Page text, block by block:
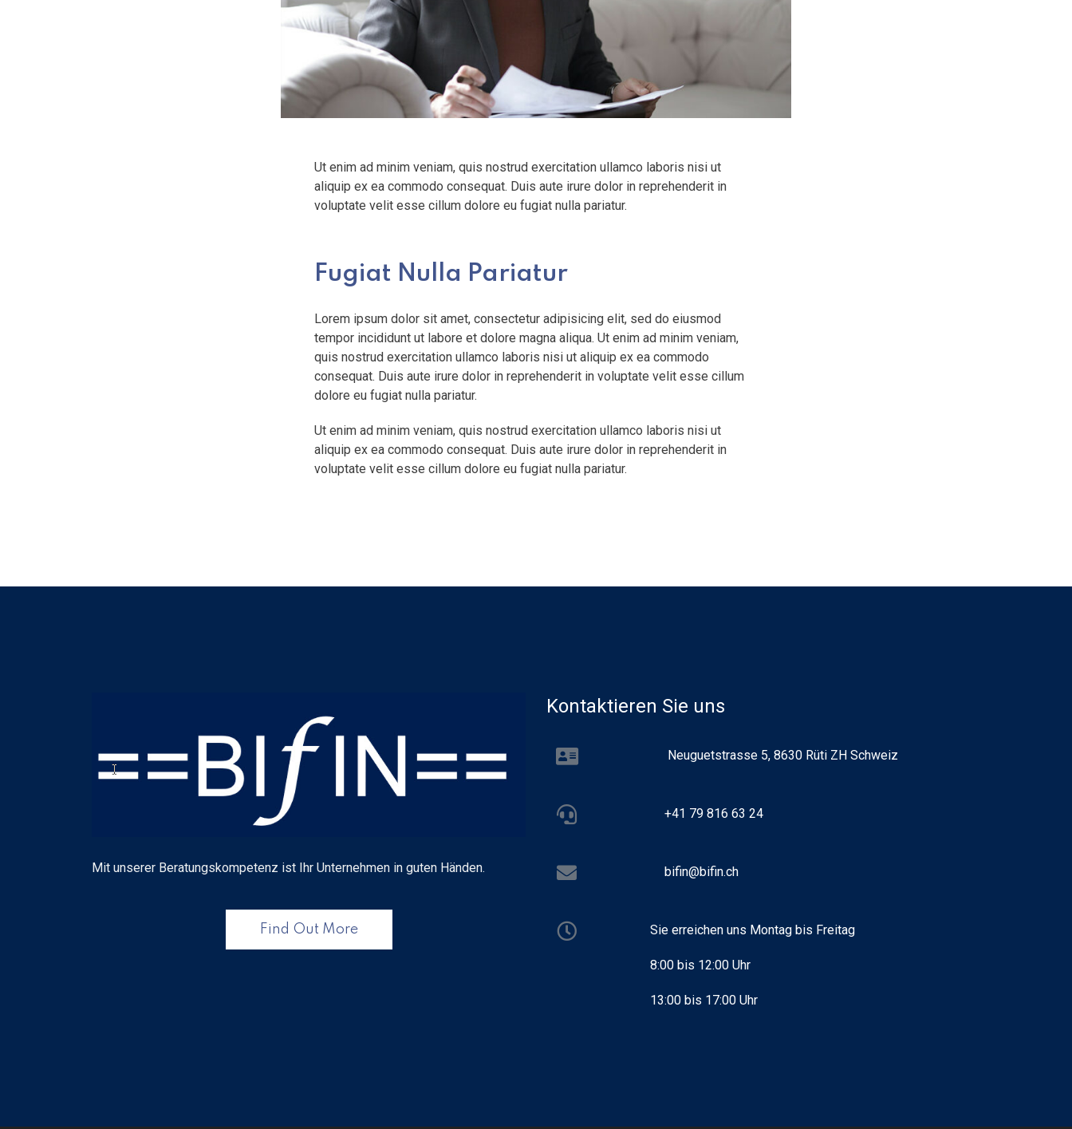
Ut enim ad minim veniam, quis nostrud exercitation ullamco laboris nisi ut
aliquip ex ea commodo consequat. Duis aute irure dolor in reprehenderit in
voluptate velit esse cillum dolore eu fugiat nulla pariatur.
Fugiat Nulla Pariatur
Lorem ipsum dolor sit amet, consectetur adipisicing elit, sed do eiusmod
tempor incididunt ut labore et dolore magna aliqua. Ut enim ad minim veniam,
quis nostrud exercitation ullamco laboris nisi ut aliquip ex ea commodo
consequat. Duis aute irure dolor in reprehenderit in voluptate velit esse cillum
dolore eu fugiat nulla pariatur.
Ut enim ad minim veniam, quis nostrud exercitation ullamco laboris nisi ut
aliquip ex ea commodo consequat. Duis aute irure dolor in reprehenderit in
voluptate velit esse cillum dolore eu fugiat nulla pariatur.
Mit unserer Beratungskompetenz ist Ihr Unternehmen in guten Händen.
Find Out More
Kontaktieren Sie uns
Neuguetstrasse 5, 8630 Rüti ZH Schweiz
+41 79 816 63 24
bifin@bifin.ch
Sie erreichen uns Montag bis Freitag
8:00 bis 12:00 Uhr
13:00 bis 17:00 Uhr